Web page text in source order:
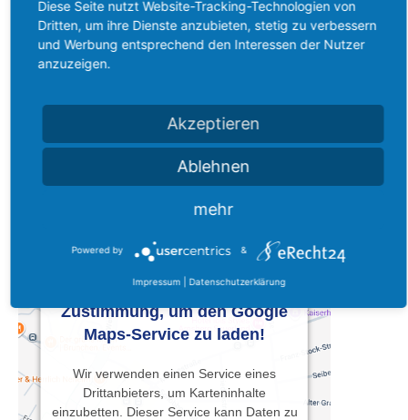
Blog
Karriere
Projekte
Wir benötigen Ihre
Zustimmung, um den Google
Maps-Service zu laden!
Wir verwenden einen Service eines
Drittanbieters, um Karteninhalte
einzubetten. Dieser Service kann Daten zu
Diese Seite nutzt Website-Tracking-Technologien von
Dritten, um ihre Dienste anzubieten, stetig zu verbessern
und Werbung entsprechend den Interessen der Nutzer
anzuzeigen.
Akzeptieren
Ablehnen
mehr
Powered by &
Impressum Datenschutzerklärung